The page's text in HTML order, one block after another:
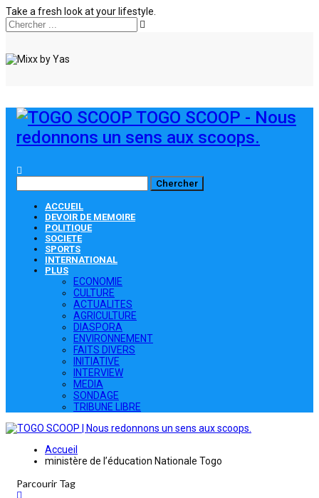
Take a fresh look at your lifestyle.
TOGO SCOOP - Nous
redonnons un sens aux scoops.
ACCUEIL
DEVOIR DE MEMOIRE
POLITIQUE
SOCIETE
SPORTS
INTERNATIONAL
PLUS
ECONOMIE
CULTURE
ACTUALITES
AGRICULTURE
DIASPORA
ENVIRONNEMENT
FAITS DIVERS
INITIATIVE
INTERVIEW
MEDIA
SONDAGE
TRIBUNE LIBRE
Accueil
ministère de l’éducation Nationale Togo
Parcourir Tag